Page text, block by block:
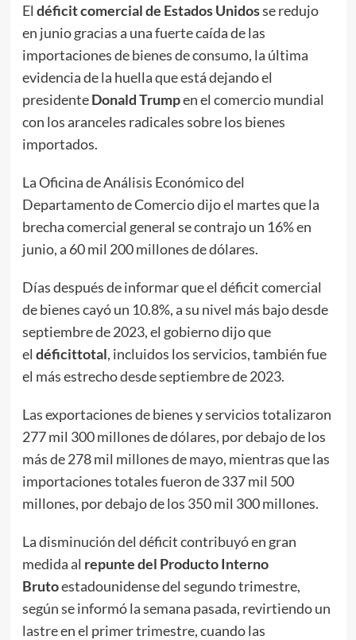
El déficit comercial de Estados Unidosse redujo
en junio gracias a una fuerte caída de las
importaciones de bienes de consumo, la última
evidencia de la huella que está dejando el
presidenteDonaldTrumpen el comercio mundial
con los aranceles radicales sobre los bienes
importados.
La Oficina de Análisis Económico del
Departamento de Comercio dijo el martes que la
brecha comercial general se contrajo un 16% en
junio, a 60 mil 200 millones de dólares.
Días después de informar que el déficit comercial
de bienes cayó un 10.8%, a su nivel más bajo desde
septiembre de 2023, el gobierno dijo que
el déficittotal, incluidos los servicios, también fue
el más estrecho desde septiembre de 2023.
Las exportaciones de bienes y servicios totalizaron
277 mil 300 millones de dólares, por debajo de los
más de 278 mil millones de mayo, mientras que las
importaciones totales fueron de 337 mil 500
millones, por debajo de los 350 mil 300 millones.
La disminución del déficit contribuyó en gran
medida al repunte del Producto Interno
Brutoestadounidense del segundo trimestre,
según se informó la semana pasada, revirtiendo un
lastre en el primer trimestre, cuando las